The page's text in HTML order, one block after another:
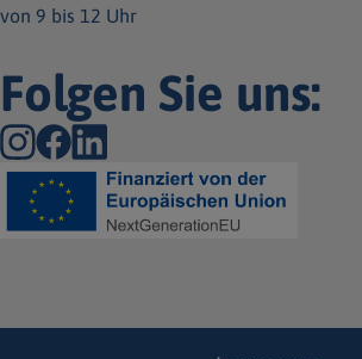
von 9 bis 12 Uhr
Folgen Sie uns: